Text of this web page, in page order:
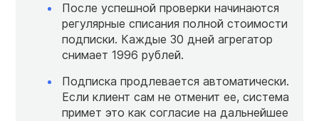
После успешной проверки начинаются
регулярные списания полной стоимости
подписки. Каждые 30 дней агрегатор
снимает 1996 рублей.
Подписка продлевается автоматически.
Если клиент сам не отменит ее, система
примет это как согласие на дальнейшее